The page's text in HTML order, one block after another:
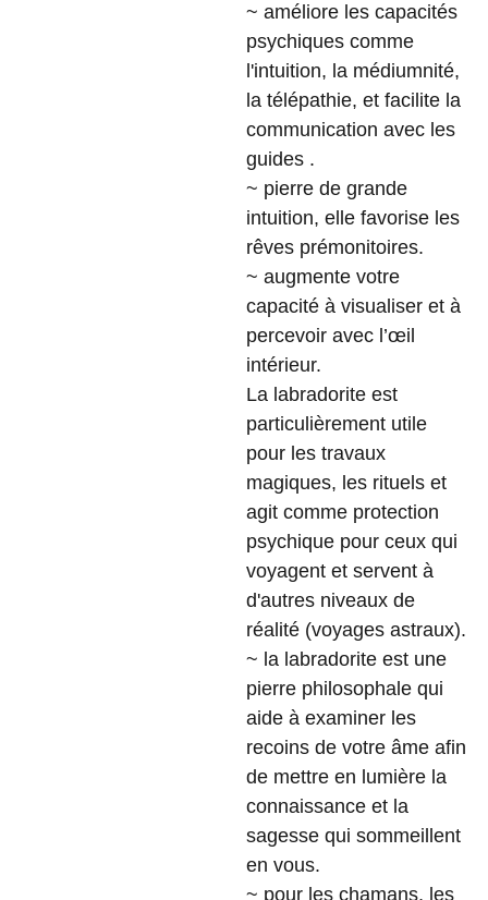
~ améliore les capacités
psychiques comme
l'intuition, la médiumnité,
la télépathie, et facilite la
communication avec les
guides .
~ pierre de grande
intuition, elle favorise les
rêves prémonitoires.
~ augmente votre
capacité à visualiser et à
percevoir avec l’œil
intérieur.
La labradorite est
particulièrement utile
pour les travaux
magiques, les rituels et
agit comme protection
psychique pour ceux qui
voyagent et servent à
d'autres niveaux de
réalité (voyages astraux).
~ la labradorite est une
pierre philosophale qui
aide à examiner les
recoins de votre âme afin
de mettre en lumière la
connaissance et la
sagesse qui sommeillent
en vous.
~ pour les chamans, les